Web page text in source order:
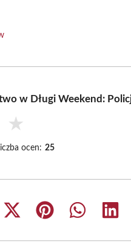
w Długi Weekend:
★
ocen: 25
Share
(Twitter)
Share
Share
Share